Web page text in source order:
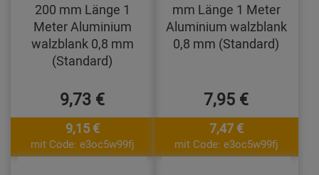
200 mm Länge 1
Meter Aluminium
walzblank 0,8 mm
(Standard)
9,73 €
9,15 €
mit Code: e3oc5w99fj
mm Länge 1 Meter
Aluminium walzblank
0,8 mm (Standard)
7,95 €
7,47 €
mit Code: e3oc5w99fj